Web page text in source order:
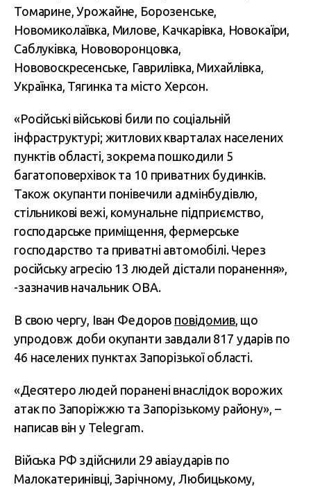
Томарине, Урожайне, Борозенське,
Новомиколаївка, Милове, Качкарівка, Новокаїри,
Саблуківка, Нововоронцовка,
Нововоскресенське, Гаврилівка, Михайлівка,
Українка, Тягинка та місто Херсон.
«Російські військові били по соціальній
інфраструктурі; житлових кварталах населених
пунктів області, зокрема пошкодили 5
багатоповерхівок та 10 приватних будинків.
Також окупанти понівечили адмінбудівлю,
стільникові вежі, комунальне підприємство,
господарське приміщення, фермерське
господарство та приватні автомобілі. Через
російську агресію 13 людей дістали поранення»,
-зазначив начальник ОВА.
В свою чергу, Іван Федоров повідомив, що
упродовж доби окупанти завдали 817 ударів по
46 населених пунктах Запорізької області.
«Десятеро людей поранені внаслідок ворожих
атак по Запоріжжю та Запорізькому району», –
написав він у Telegram.
Війська РФ здійснили 29 авіаударів по
Малокатеринівці, Зарічному, Любицькому,